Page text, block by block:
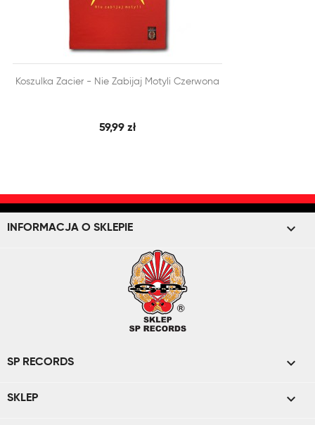
DODAJ DO KOSZYKA  SZYBKI PODGLĄD
Koszulka Zacier - Nie Zabijaj Motyli Czerwona
59,99 zł
INFORMACJA O SKLEPIE keyboard_arrow_down
SP RECORDS 
SKLEP 